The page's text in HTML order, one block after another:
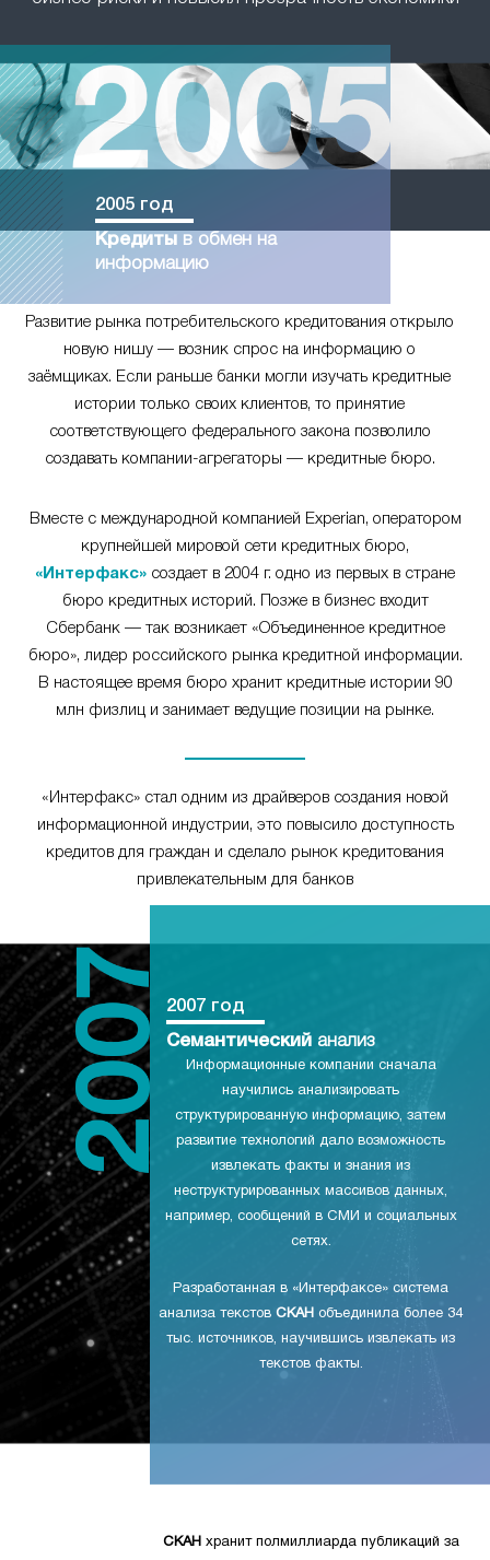
2005 год
Кредиты в обмен на
информацию
Развитие рынка потребительского кредитования открыло
новую нишу — возник спрос на информацию о
заёмщиках. Если раньше банки могли изучать кредитные
истории только своих клиентов, то принятие
соответствующего федерального закона позволило
создавать компании-агрегаторы — кредитные бюро.
Вместе с международной компанией Experian, оператором
крупнейшей мировой сети кредитных бюро,
«Интерфакс» создает в 2004 г. одно из первых в стране
бюро кредитных историй. Позже в бизнес входит
Сбербанк — так возникает «Объединенное кредитное
бюро», лидер российского рынка кредитной информации.
В настоящее время бюро хранит кредитные истории 90
млн физлиц и занимает ведущие позиции на рынке.
«Интерфакс» стал одним из драйверов создания новой
информационной индустрии, это повысило доступность
кредитов для граждан и сделало рынок кредитования
привлекательным для банков
2007 год
Семантический анализ
Информационные компании сначала
научились анализировать
структурированную информацию, затем
развитие технологий дало возможность
извлекать факты и знания из
неструктурированных массивов данных,
например, сообщений в СМИ и социальных
сетях.
Разработанная в «Интерфаксе» система
анализа текстов СКАН объединила более 34
тыс. источников, научившись извлекать из
текстов факты.
СКАН хранит полмиллиарда публикаций за